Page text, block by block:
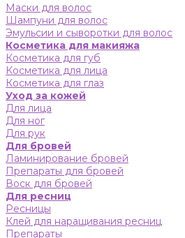
Маски для волос
Шампуни для волос
Эмульсии и сыворотки для волос
Косметика для макияжа
Косметика для губ
Косметика для лица
Косметика для глаз
Уход за кожей
Для лица
Для ног
Для рук
Для бровей
Ламинирование бровей
Препараты для бровей
Воск для бровей
Для ресниц
Ресницы
Клей для наращивания ресниц
Препараты